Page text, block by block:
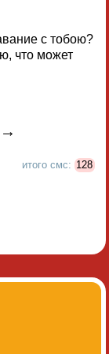
с тобою?
что может
→
итого смс: 128